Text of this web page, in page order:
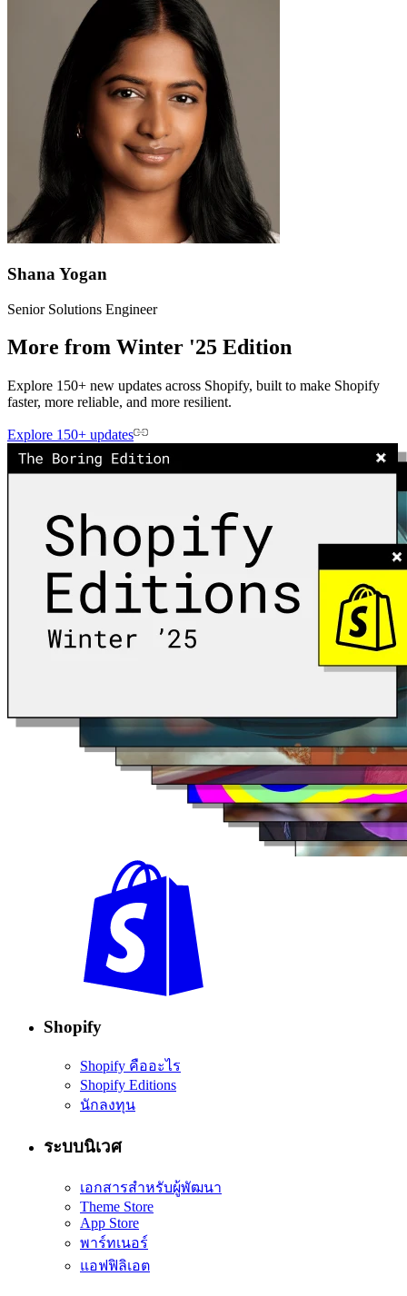
Shana Yogan
Senior Solutions Engineer
More from Winter '25 Edition
Explore 150+ new updates across Shopify, built to make Shopify
faster, more reliable, and more resilient.
Explore 150+ updates
Shopify
Shopify คืออะไร
Shopify Editions
นักลงทุน
ระบบนิเวศ
เอกสารสำหรับผู้พัฒนา
Theme Store
App Store
พาร์ทเนอร์
แอฟฟิลิเอต